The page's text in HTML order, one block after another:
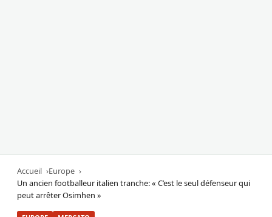
Accueil
Europe
Un ancien footballeur italien tranche: « C’est le seul défenseur qui
peut arrêter Osimhen »